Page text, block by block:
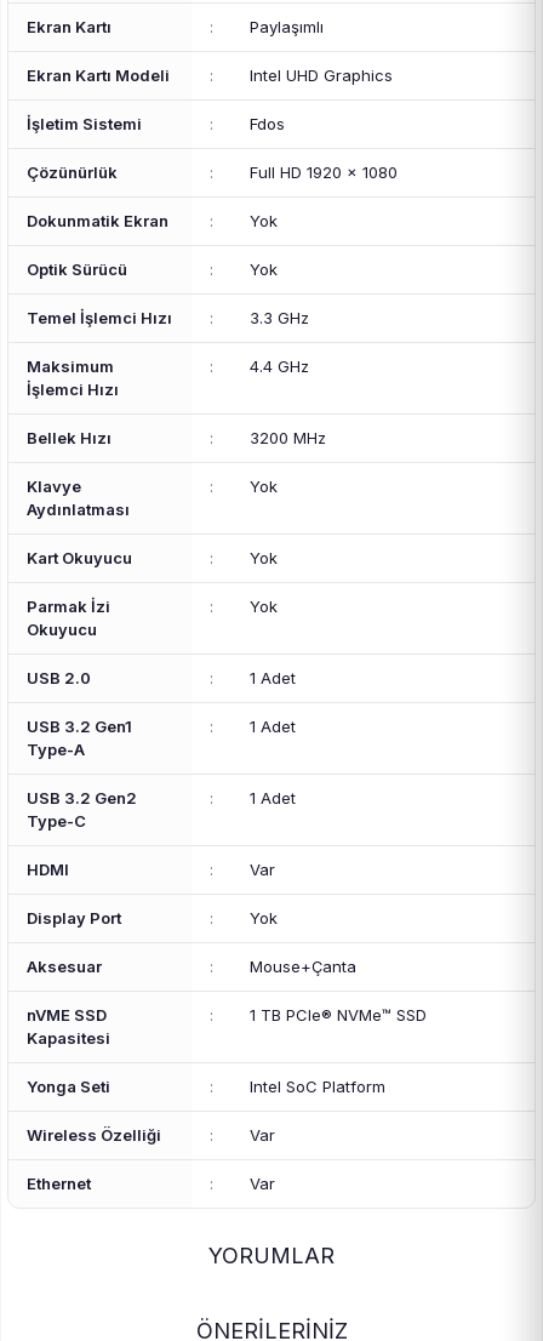
Ekran Kartı : Paylaşımlı
Ekran Kartı Modeli : Intel UHD Graphics
İşletim Sistemi : Fdos
Çözünürlük : Full HD 1920 x 1080
Dokunmatik Ekran : Yok
Optik Sürücü : Yok
Temel İşlemci Hızı : 3.3 GHz
Maksimum
İşlemci Hızı
: 4.4 GHz
Bellek Hızı : 3200 MHz
Klavye
Aydınlatması
: Yok
Kart Okuyucu : Yok
Parmak İzi
Okuyucu
: Yok
USB 2.0 : 1 Adet
USB 3.2 Gen1
Type-A
: 1 Adet
USB 3.2 Gen2
Type-C
: 1 Adet
HDMI : Var
Display Port : Yok
Aksesuar : Mouse+Çanta
nVME SSD
Kapasitesi
: 1 TB PCIe® NVMe™ SSD
Yonga Seti : Intel SoC Platform
Wireless Özelliği : Var
Ethernet : Var
YORUMLAR
ÖNERİLERİNİZ